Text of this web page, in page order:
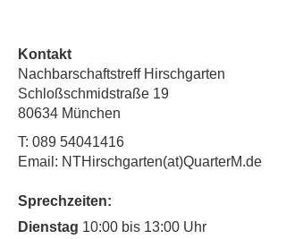
Kontakt
Nachbarschaftstreff Hirschgarten
Schloßschmidstraße 19
80634 München
T: 089 54041416
Email: NTHirschgarten(at)QuarterM.de
Sprechzeiten:
Dienstag 10:00 bis 13:00 Uhr